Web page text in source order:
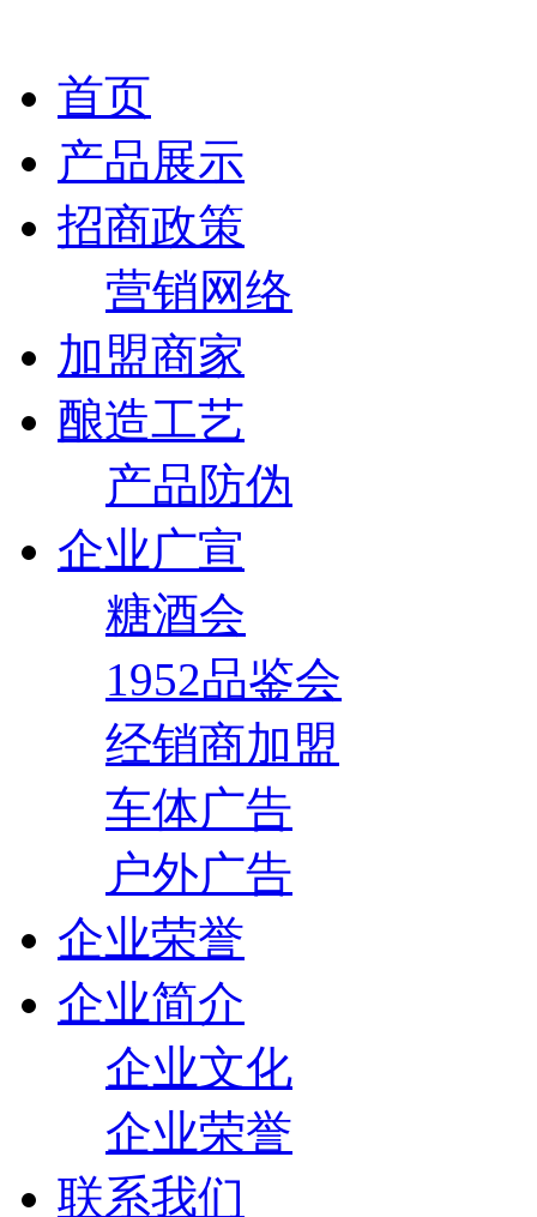
首页
产品展示
招商政策
营销网络
加盟商家
酿造工艺
产品防伪
企业广宣
糖酒会
1952品鉴会
经销商加盟
车体广告
户外广告
企业荣誉
企业简介
企业文化
企业荣誉
联系我们